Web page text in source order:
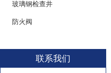
玻璃钢检查井
防火阀
联系我们